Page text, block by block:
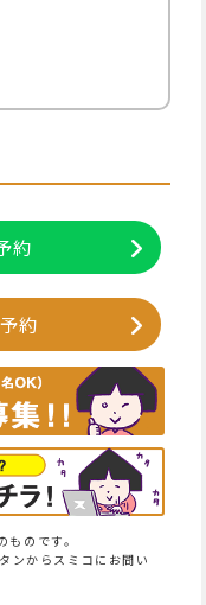
約
約
のです。
ンからスミコにお問い